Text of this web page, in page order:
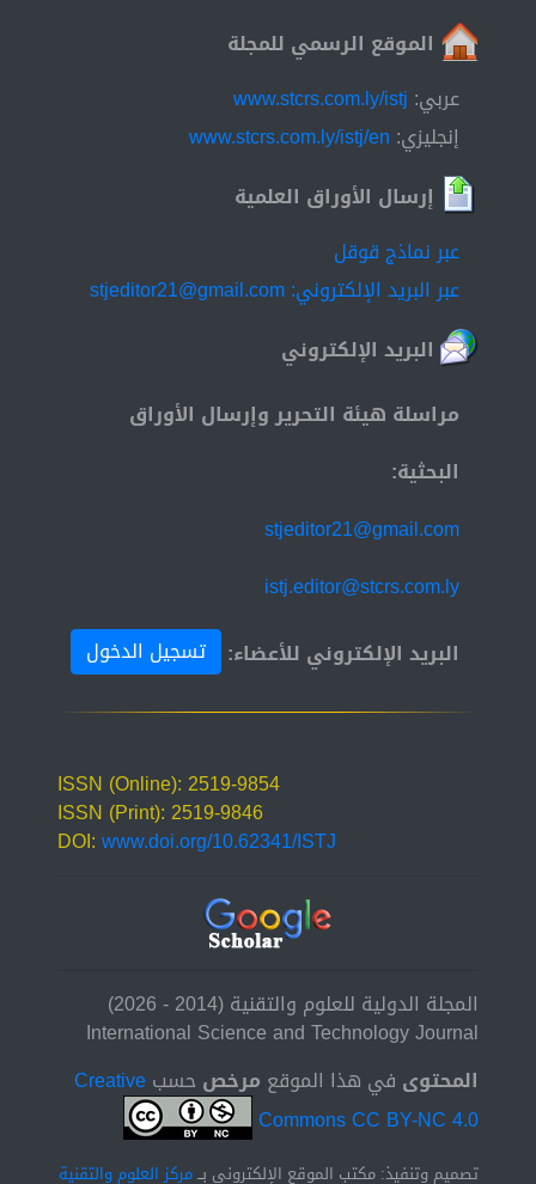
الموقع الرسمي للمجلة
عربي: www.stcrs.com.ly/istj
إنجليزي: www.stcrs.com.ly/istj/en
إرسال الأوراق العلمية
عبر نماذج قوقل
عبر البريد الإلكتروني: stjeditor21@gmail.com
البريد الإلكتروني
مراسلة هيئة التحرير وإرسال الأوراق
البحثية:
stjeditor21@gmail.com
istj.editor@stcrs.com.ly
البريد الإلكتروني للأعضاء:
تسجيل الدخول
ISSN (Online): 2519-9854
ISSN (Print): 2519-9846
DOI:www.doi.org/10.62341/ISTJ
المجلة الدولية للعلوم والتقنية (2014 - 2026)
International Science and Technology Journal
المحتوى في هذا الموقع مرخصحسبCreative
Commons CC BY-NC 4.0
تصميم وتنفيذ: مكتب الموقع الإلكتروني بــمركز العلوم والتقنية